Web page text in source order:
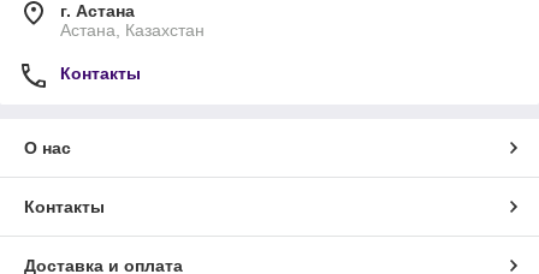
г. Астана
Астана, Казахстан
Контакты
О нас
Контакты
Доставка и оплата